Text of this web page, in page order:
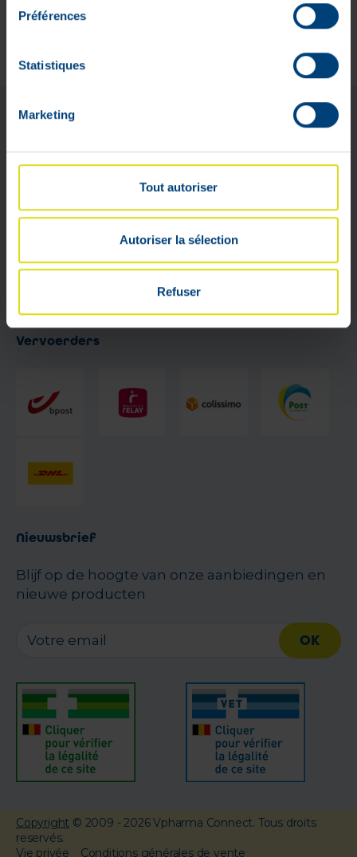
Préférences
Statistiques
Marketing
Tout autoriser
Autoriser la sélection
Refuser
Zaterdag van 9.00 tot 17.00 uur.
Betaalmethode
Vervoerders
Nieuwsbrief
Blijf op de hoogte van onze aanbiedingen en
nieuwe producten
OK
Copyright © 2009 - 2026 Vpharma Connect. Tous droits
reservés.
Vie privée
Conditions générales de vente